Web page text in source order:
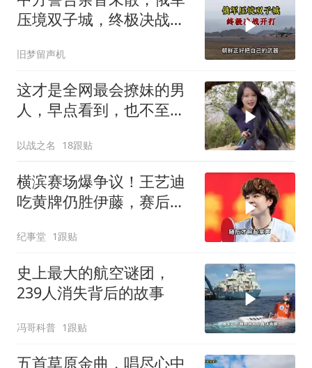
压境双子城，终极决战开
旧梦留声机
这才是全网最会撩妹的男
人，早点看到，也不至于
以战之名 18跟贴
横滨赛场爆争议！王艺迪
吃黄牌仍胜伊藤，赛后一
纪事堂 1跟贴
史上最大的航空谜团，
239人消失背后的故事
冯哥科普 1跟贴
五首草原金曲，唱尽心中